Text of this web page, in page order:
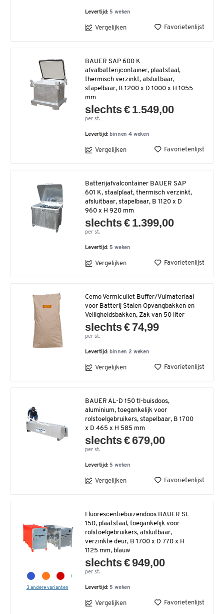
Levertijd: 5 weken
Vergelijken Favorietenlijst
BAUER SAP 600 K
afvalbatterijcontainer, plaatstaal,
thermisch verzinkt, afsluitbaar,
stapelbaar, B 1200 x D 1000 x H 1055
mm
slechts € 1.549,00
per st.
Levertijd: binnen 4 weken
Vergelijken Favorietenlijst
Batterijafvalcontainer BAUER SAP
601 K, staalplaat, thermisch verzinkt,
afsluitbaar, stapelbaar, B 1120 x D
960 x H 920 mm
slechts € 1.399,00
per st.
Levertijd: 5 weken
Vergelijken Favorietenlijst
Cemo Vermiculiet Buffer/Vulmateriaal
voor Batterij Stalen Opvangbakken en
Veiligheidsbakken, Zak van 50 liter
slechts € 74,99
per st.
Levertijd: binnen 2 weken
Vergelijken Favorietenlijst
BAUER AL-D 150 tl-buisdoos,
aluminium, toegankelijk voor
rolstoelgebruikers, stapelbaar, B 1700
x D 465 x H 585 mm
slechts € 679,00
per st.
Levertijd: 5 weken
Vergelijken Favorietenlijst
3 andere varianten
Fluorescentiebuizendoos BAUER SL
150, plaatstaal, toegankelijk voor
rolstoelgebruikers, afsluitbaar,
verzinkte deur, B 1700 x D 770 x H
1125 mm, blauw
slechts € 949,00
per st.
Levertijd: 5 weken
Vergelijken Favorietenlijst